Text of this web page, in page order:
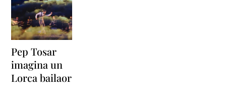
Pep Tosar
imagina un
Lorca bailaor